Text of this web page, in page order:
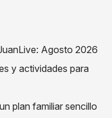
Agosto 2026
y actividades para
plan familiar sencillo